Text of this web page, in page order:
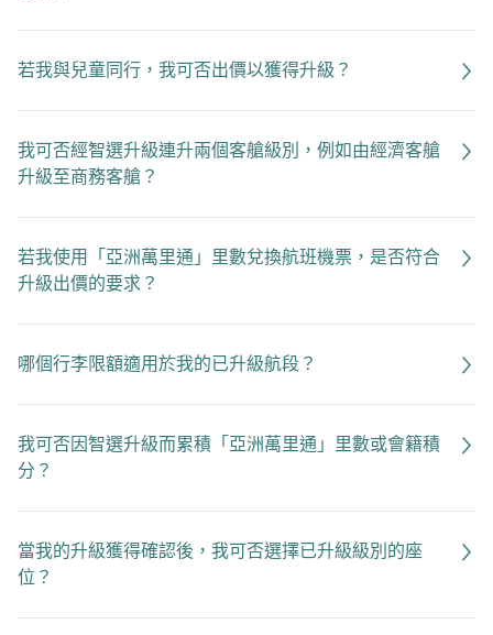
若我與兒童同行，我可否出價以獲得升級？
我可否經智選升級連升兩個客艙級別，例如由經濟客艙
升級至商務客艙？
若我使用「亞洲萬里通」里數兌換航班機票，是否符合
升級出價的要求？
哪個行李限額適用於我的已升級航段？
我可否因智選升級而累積「亞洲萬里通」里數或會籍積
分？
當我的升級獲得確認後，我可否選擇已升級級別的座
位？